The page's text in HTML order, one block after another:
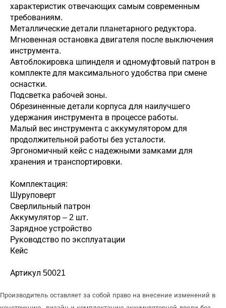
характеристик отвечающих самым современным
требованиям.
Металлические детали планетарного редуктора.
Мгновенная остановка двигателя после выключения
инструмента.
Автоблокировка шпинделя и одномуфтовый патрон в
комплекте для максимального удобства при смене
оснастки.
Подсветка рабочей зоны.
Обрезиненные детали корпуса для наилучшего
удержания инструмента в процессе работы.
Малый вес инструмента с аккумулятором для
продолжительной работы без усталости.
Эргономичный кейс с надежными замками для
хранения и транспортировки.
Комплектация:
Шуруповерт
Сверлильный патрон
Аккумулятор – 2 шт.
Зарядное устройство
Руководство по эксплуатации
Кейс
Артикул 50021
Производитель оставляет за собой право на внесение изменений в